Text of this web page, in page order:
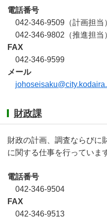
電話番号
042-346-9509（計画担当
042-346-9802（推進担当
FAX
042-346-9599
メール
財政課
財政の計画、調査ならびに
に関する仕事を行っていま
電話番号
042-346-9504
FAX
042-346-9513